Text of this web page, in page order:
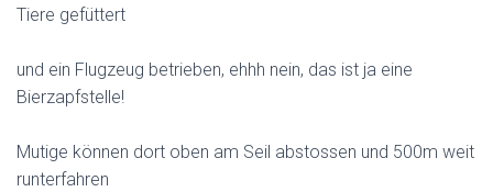
Tiere gefüttert
und ein Flugzeug betrieben, ehhh nein, das ist ja eine
Bierzapfstelle!
Mutige können dort oben am Seil abstossen und 500m weit
runterfahren